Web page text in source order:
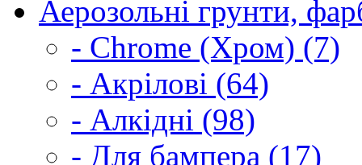
Аерозольні грунти,
- Chrome (Хром) (7)
- Акрілові (64)
- Алкідні (98)
- Для бампера (17)